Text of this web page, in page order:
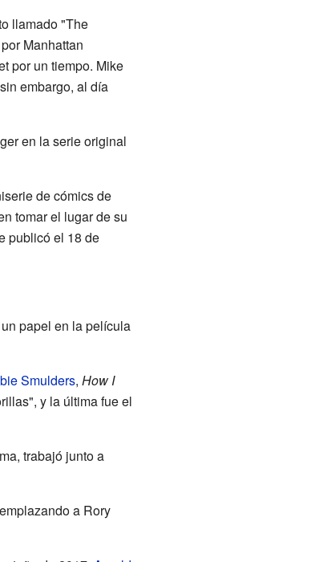
llamado "The
Manhattan
por un tiempo. Mike
embargo, al día
en la serie original
de cómics de
tomar el lugar de su
publicó el 18 de
papel en la película
Smulders, How I
y la última fue el
trabajó junto a
a Rory